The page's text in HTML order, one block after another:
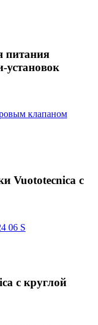
питания
установок
Vuototecnica с
с круглой